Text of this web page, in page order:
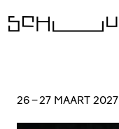
26–27 MAART 2027